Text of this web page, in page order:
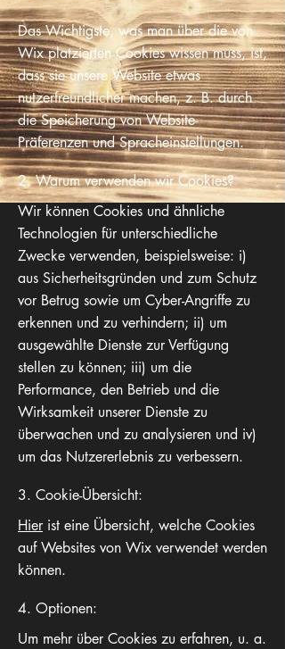
Das Wichtigste, was man über die von
Wix platzierten Cookies wissen muss, ist,
dass sie unsere Website etwas
nutzerfreundlicher machen, z. B. durch
die Speicherung von Website-
Präferenzen und Spracheinstellungen.
2. Warum verwenden wir Cookies?
Wir können Cookies und ähnliche
Technologien für unterschiedliche
Zwecke verwenden, beispielsweise: i)
aus Sicherheitsgründen und zum Schutz
vor Betrug sowie um Cyber-Angriffe zu
erkennen und zu verhindern; ii) um
ausgewählte Dienste zur Verfügung
stellen zu können; iii) um die
Performance, den Betrieb und die
Wirksamkeit unserer Dienste zu
überwachen und zu analysieren und iv)
um das Nutzererlebnis zu verbessern.
3. Cookie-Übersicht:
Hier ist eine Übersicht, welche Cookies
auf Websites von Wix verwendet werden
können.
4. Optionen:
Um mehr über Cookies zu erfahren, u. a.